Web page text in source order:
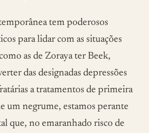
tem poderosos
para lidar com as situações
as de Zoraya ter Beek,
das designadas depressões
a tratamentos de primeira
um negrume, estamos perante
que, no emaranhado risco de